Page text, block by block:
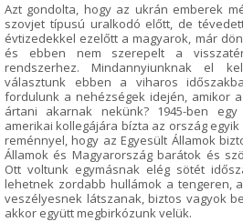
Azt gondolta, hogy az ukrán emberek
szovjet típusú uralkodó előtt, de
évtizedekkel ezelőtt a magyarok, már
és ebben nem szerepelt a
rendszerhez. Mindannyiunknak el
választunk ebben a viharos
fordulunk a nehézségek idején, amikor
ártani akarnak nekünk? 1945-ben
amerikai kollegájára bízta az ország
reménnyel, hogy az Egyesült Államok
Államok és Magyarország barátok és
Ott voltunk egymásnak elég sötét
lehetnek zordabb hullámok a tengeren,
veszélyesnek látszanak, biztos vagyok
akkor együtt megbirkózunk velük.